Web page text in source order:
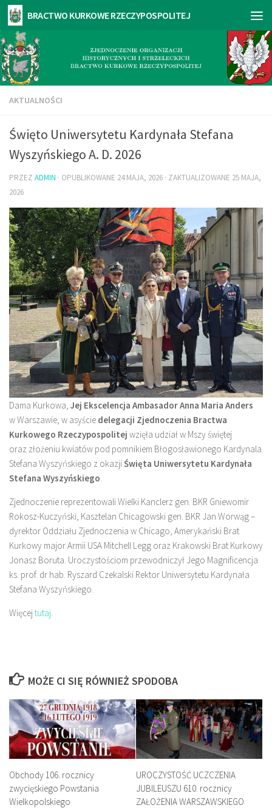
AKTUALNOŚCI
Święto Uniwersytetu Kardynała Stefana
Wyszyńskiego A. D. 2026
PRZEZ ADMIN · OPUBLIKOWANE 24 MAJA, 2026 · ZAKTUALIZOWANE 25 MAJA,
2026
Dama Kurkowa, Jej Ekscelencja Ambasador Anna Maria Anders
w Warszawie, w asyście delegacji Zjednoczenia Bractwa
Kurkowego Rzeczypospolitej wzięła udział w Mszy świętej
oraz złożeniu kwiatów pod pomnikiem Błogosławionego Kardynala
Stefana Wyszyńskiego z okazjiŚwięta Uniwersytetu Kardynała
Stefana Wyszyńskiego.
Zjednoczenie reprezentowali Wielki Kanclerz gen. BKR Gniewomir
Rokosz-Kuczyński, Kasztelan Chicagowski gen. BKR Jan Worwąg –
dyrektor Oddziału Zjednoczenia w Chicago, Amerykański Brat
Kurkowy major Armii USA Mitchell Legg oraz Krakowski Brat Kurkowy
Jonasz Boruta. Uroczystościom przewodniczył Jego Magnificencja
ks. prof. dr hab. Ryszard Czekalski Rektor Uniwersytetu Kardynała
Stefana Wyszyńskiego.
Więcejtutaj.
MOŻE CI SIĘ RÓWNIEŻ SPODOBA
Obchody 106. rocznicy
zwycięskiego Powstania
Wielkopolskiego
UROCZYSTOŚĆ UCZCZENIA
JUBILEUSZU 610. rocznicy
ZAŁOŻENIA WARSZAWSKIEGO